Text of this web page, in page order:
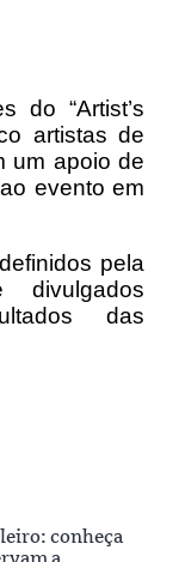
do “Artist’s
artistas de
um apoio de
evento em
pela
das
conheça